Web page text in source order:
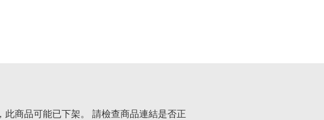
此商品可能已下架。 請檢查商品連結是否正